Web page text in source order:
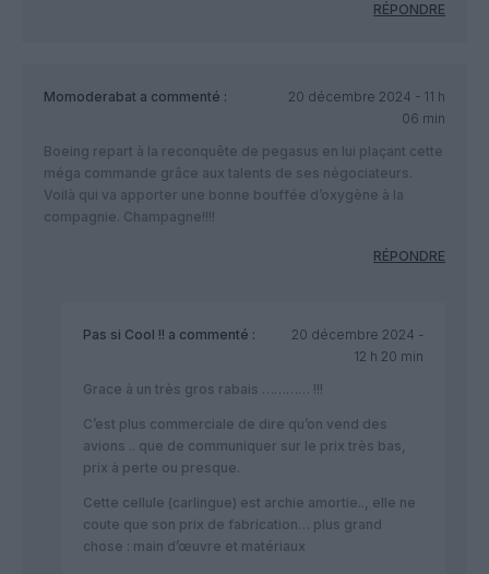
RÉPONDRE
Momoderabat a commenté :
20 décembre 2024 - 11 h
06 min
Boeing repart à la reconquête de pegasus en lui plaçant cette
méga commande grâce aux talents de ses négociateurs.
Voilà qui va apporter une bonne bouffée d’oxygène à la
compagnie. Champagne!!!!
RÉPONDRE
Pas si Cool !! a commenté :
20 décembre 2024 -
12 h 20 min
Grace à un très gros rabais ………… !!!
C’est plus commerciale de dire qu’on vend des
avions .. que de communiquer sur le prix très bas,
prix à perte ou presque.
Cette cellule (carlingue) est archie amortie.., elle ne
coute que son prix de fabrication… plus grand
chose : main d’œuvre et matériaux